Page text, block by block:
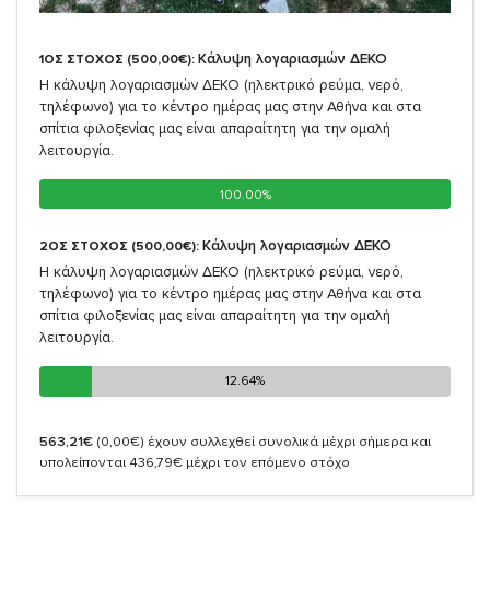
1ΟΣ ΣΤΟΧΟΣ (500,00€): Κάλυψη λογαριασμών ΔΕΚΟ
Η κάλυψη λογαριασμών ΔΕΚΟ (ηλεκτρικό ρεύμα, νερό,
τηλέφωνο) για το κέντρο ημέρας μας στην Αθήνα και στα
σπίτια φιλοξενίας μας είναι απαραίτητη για την ομαλή
λειτουργία.
100.00%
100.00%
2ΟΣ ΣΤΟΧΟΣ (500,00€): Κάλυψη λογαριασμών ΔΕΚΟ
Η κάλυψη λογαριασμών ΔΕΚΟ (ηλεκτρικό ρεύμα, νερό,
τηλέφωνο) για το κέντρο ημέρας μας στην Αθήνα και στα
σπίτια φιλοξενίας μας είναι απαραίτητη για την ομαλή
λειτουργία.
12.64%
12.64%
563,21€ (0,00€) έχουν συλλεχθεί συνολικά μέχρι σήμερα και
υπολείπονται 436,79€ μέχρι τον επόμενο στόχο